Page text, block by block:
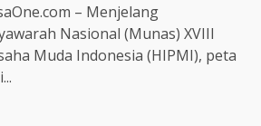
– Menjelang
Nasional (Munas) XVIII
Muda Indonesia (HIPMI), peta